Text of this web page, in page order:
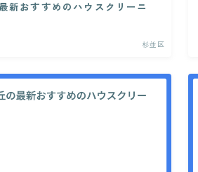
新おすすめのハウスクリーニ
杉並区